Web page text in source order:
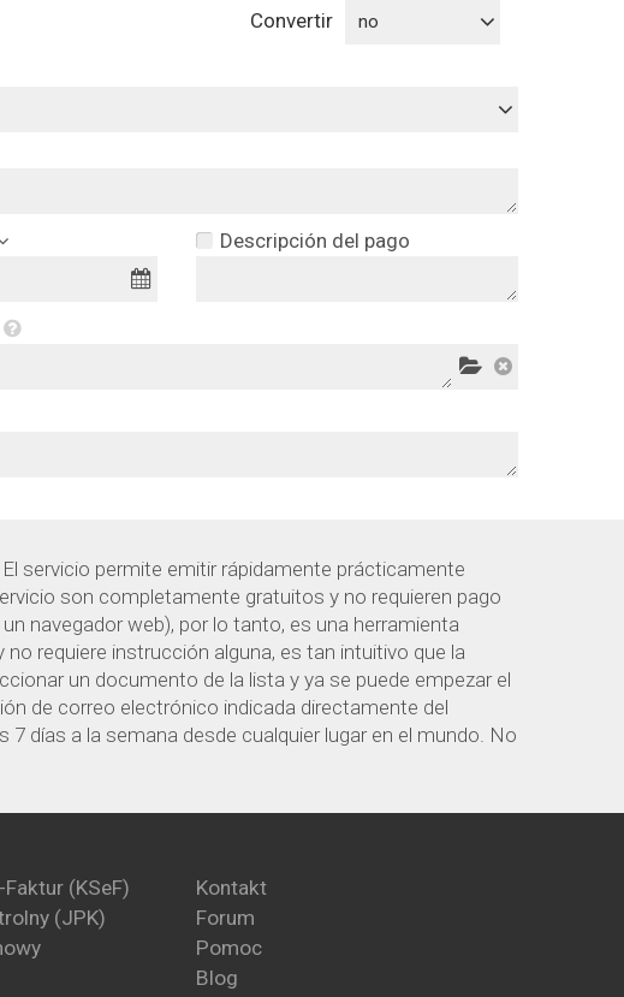
Convertir no
Descripción del pago
servicio permite emitir rápidamente prácticamente
son completamente gratuitos y no requieren pago
navegador web), por lo tanto, es una herramienta
requiere instrucción alguna, es tan intuitivo que la
un documento de la lista y ya se puede empezar el
de correo electrónico indicada directamente del
días a la semana desde cualquier lugar en el mundo. No
(KSeF)
(JPK)
Kontakt
Forum
Pomoc
Blog